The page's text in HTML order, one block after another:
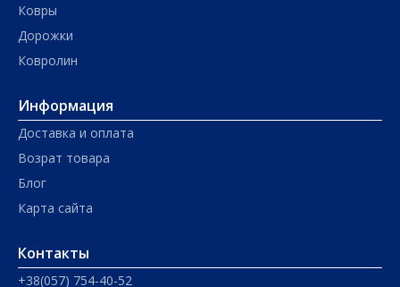
Ковры
Дорожки
Ковролин
Информация
Доставка и оплата
Возрат товара
Блог
Карта сайта
Контакты
+38(057) 754-40-52